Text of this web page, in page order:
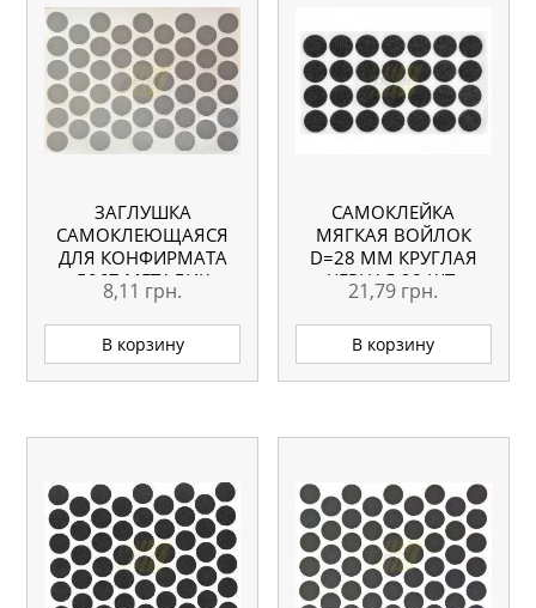
ЗАГЛУШКА
САМОКЛЕЮЩАЯСЯ
ДЛЯ КОНФИРМАТА
5067 МЕТАЛИК
8,11 грн.
В корзину
САМОКЛЕЙКА
МЯГКАЯ ВОЙЛОК
D=28 ММ КРУГЛАЯ
ЧЕРНАЯ 28 ШТ.
21,79 грн.
В корзину